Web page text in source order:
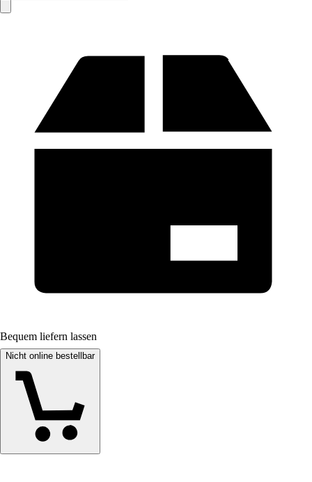
Bequem liefern lassen
Nicht online bestellbar